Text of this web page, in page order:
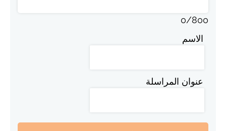
0/800
الاسم
عنوان المراسلة